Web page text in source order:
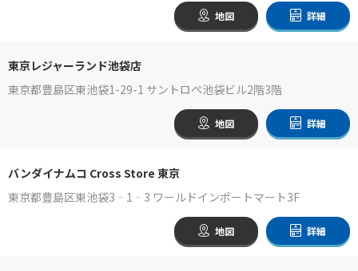
地図 詳細
東京レジャーランド池袋店
東京都豊島区東池袋1-29-1 サントロペ池袋ビル2階3階
地図 詳細
バンダイナムコ Cross Store 東京
東京都豊島区東池袋3‐1‐3 ワールドインポートマート3F
地図 詳細